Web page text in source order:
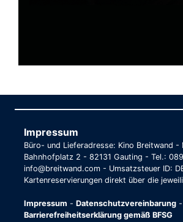
Impressum
Büro- und Lieferadresse: Kino Breitwand
Bahnhofplatz 2 - 82131 Gauting - Tel.:
info@breitwand.com - Umsatzsteuer ID:
Kartenreservierungen direkt über die
Impressum - Datenschutzvereinbarung -
Barrierefreiheitserklärung gemäß BFSG